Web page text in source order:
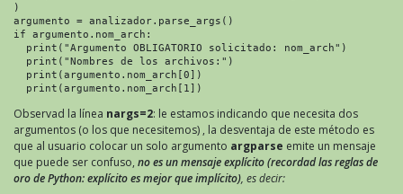
)
argumento = analizador.parse_args()
if argumento.nom_arch:
print("Argumento OBLIGATORIO solicitado: nom_arch")
print("Nombres de los archivos:")
print(argumento.nom_arch[0])
  print(argumento.nom_arch[1])
Observad la línea nargs=2: le estamos indicando que necesita dos
argumentos (o los que necesitemos) , la desventaja de este método es
que al usuario colocar un solo argumento argparse emite un mensaje
que puede ser confuso, no es un mensaje explícito (recordad las reglas de
oro de Python: explícito es mejor que implícito), es decir: